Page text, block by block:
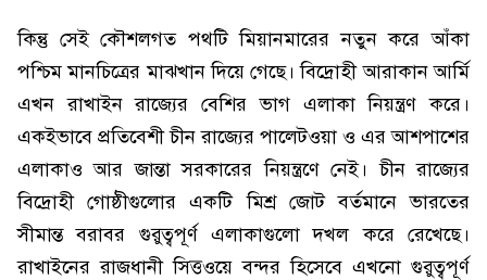
কিন্তু সেই কৌশলগত পথটি মিয়ানমারের নতুন করে আঁকা
পশ্চিম মানচিত্রের মাঝখান দিয়ে গেছে। বিদ্রোহী আরাকান আর্মি
এখন রাখাইন রাজ্যের বেশির ভাগ এলাকা নিয়ন্ত্রণ করে।
একইভাবে প্রতিবেশী চীন রাজ্যের পালেটওয়া ও এর আশপাশের
এলাকাও আর জান্তা সরকারের নিয়ন্ত্রণে নেই। চীন রাজ্যের
বিদ্রোহী গোষ্ঠীগুলোর একটি মিশ্র জোট বর্তমানে ভারতের
সীমান্ত বরাবর গুরুত্বপূর্ণ এলাকাগুলো দখল করে রেখেছে।
রাখাইনের রাজধানী সিত্তওয়ে বন্দর হিসেবে এখনো গুরুত্বপূর্ণ